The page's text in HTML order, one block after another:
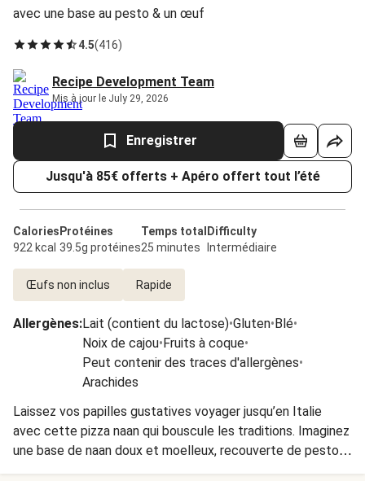
avec une base au pesto & un œuf
4.5(416)
Recipe Development Team
Mis à jour le July 29, 2026
Enregistrer
Jusqu'à 85€ offerts + Apéro offert tout l’été
Calories
922 kcal
Protéines
39.5g protéines
Temps total
25 minutes
Difficulty
Intermédiaire
Œufs non inclus Rapide
Allergènes:Lait (contient du lactose)•Gluten•Blé•
Noix de cajou•Fruits à coque•
Peut contenir des traces d'allergènes•
Arachides
Laissez vos papilles gustatives voyager jusqu’en Italie
avec cette pizza naan qui bouscule les traditions. Imaginez
une base de naan doux et moelleux, recouverte de pesto
frais et parfumé, surmontée de jambon blanc fondant et